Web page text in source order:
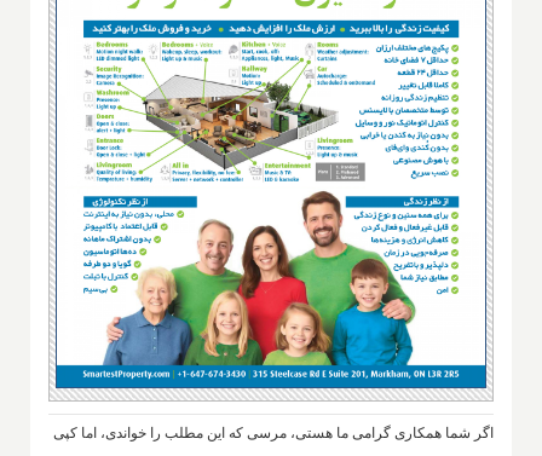
اگر شما همکاری گرامی ما هستی، مرسی که این مطلب را خواندی، اما کپی